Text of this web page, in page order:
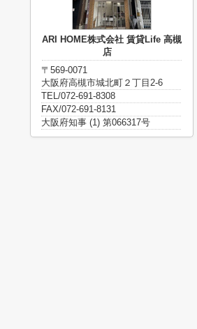
ARI HOME株式会社 賃貸Life 高槻
店
〒569-0071
大阪府高槻市城北町２丁目2-6
TEL/072-691-8308
FAX/072-691-8131
大阪府知事 (1) 第066317号